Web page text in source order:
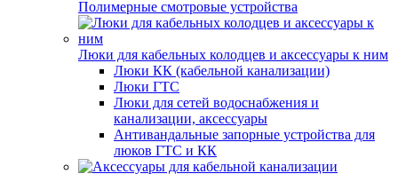
Полимерные смотровые устройства
Люки для кабельных колодцев и аксессуары к ним
Люки КК (кабельной канализации)
Люки ГТС
Люки для сетей водоснабжения и
канализации, аксессуары
Антивандальные запорные устройства для
люков ГТС и КК